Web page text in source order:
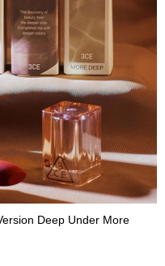
Deep Under More